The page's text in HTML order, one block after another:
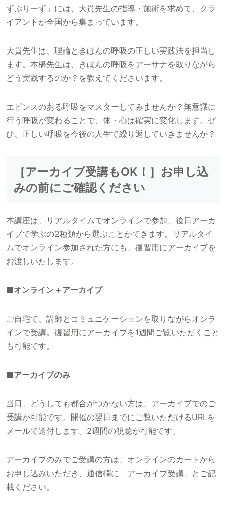
ずぷりーず」には、大貫先生の指導・施術を求めて、クラ
イアントが全国から集まっています。
大貫先生は、理論ときほんの呼吸の正しい実践法を担当し
ます。本橋先生は、きほんの呼吸をアーサナを取りながら
どう実践するのか？を教えてくださいます。
エビンスのある呼吸をマスターしてみませんか？無意識に
行う呼吸が変わることで、体・心は確実に変化します。ぜ
ひ、正しい呼吸を今後の人生で繰り返していきませんか？
［アーカイブ受講もOK！］お申し込
みの前にご確認ください
本講座は、リアルタイムでオンラインで参加、後日アーカ
イブで学ぶの2種類から選ぶことができます。リアルタイ
ムでオンライン参加された方にも、復習用にアーカイブを
お渡しいたします。
■オンライン＋アーカイブ
ご自宅で、講師とコミュニケーションを取りながらオンラ
インで受講。復習用にアーカイブを1週間ご覧いただくこと
も可能です。
■アーカイブのみ
当日、どうしても都合がつかない方は、アーカイブでのご
受講が可能です。開催の翌日までにご覧いただけるURLを
メールで送付します。2週間の視聴が可能です。
アーカイブのみでご受講の方は、オンラインのカートから
お申し込みいただき、通信欄に「アーカイブ受講」とご記
載ください。